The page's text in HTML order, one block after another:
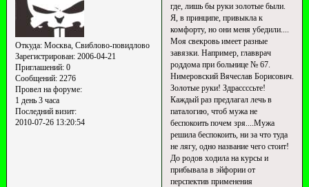
Откуда:Москва, Свиблово-повидлово
Зарегистрирован: 2006-04-21
Приглашений:0
Сообщений:2276
Провел на форуме:
1 день 3 часа
Последний визит:
2010-07-26 13:20:54
где, лишь бы руки золотые были.
Я, в принципе, привыкла к
комфорту, но они меня убедили....
Моя свекровь имеет разные
завязки. Например, главврач
роддома при больнице № 67.
Нимеровский Вячеслав Борисович.
Золотые руки! Здрассссьте!
Каждый раз предлагал лечь в
паталогию, чтоб мужа не
беспокоить почем зря....Мужа
решила беспокоить, ни за что туда
не лягу, одно название чего стоит!
До родов ходила на курсы и
прибывала в эйфории от
перспектив применения